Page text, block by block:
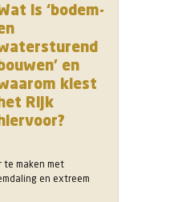
is ‘bodem-
en
kiest
Rijk
te maken met
en extreem